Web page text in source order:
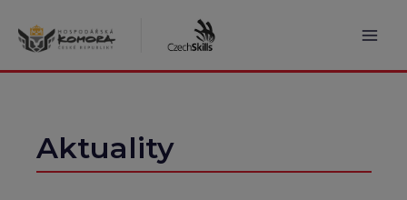
obsah
Aktuality